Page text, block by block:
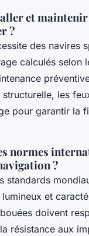
et maintenir
?
des navires
calculés selon
les
pour garantir la
normes
?
standards
et
doivent
résistance aux